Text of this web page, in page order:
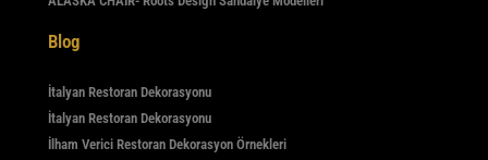
Blog
İtalyan Restoran Dekorasyonu
İtalyan Restoran Dekorasyonu
İlham Verici Restoran Dekorasyon Örnekleri